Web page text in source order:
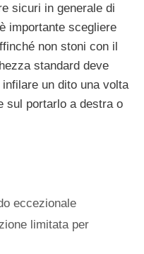
sicuri in generale di
è importante scegliere
non stoni con il
standard deve
un dito una volta
sul portarlo a destra o
eccezionale
limitata per